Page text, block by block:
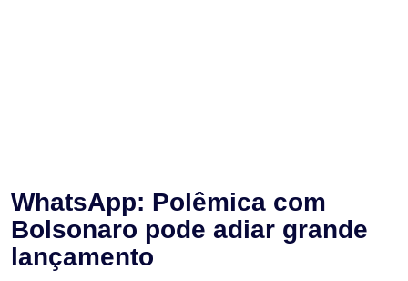
WhatsApp: Polêmica com
Bolsonaro pode adiar grande
lançamento